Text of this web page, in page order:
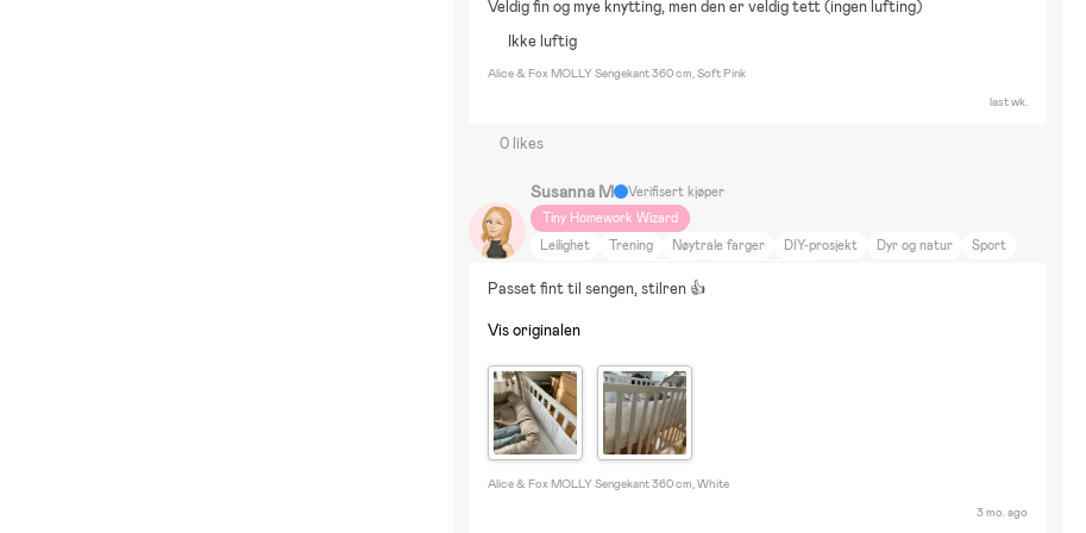
Veldig fin og mye knytting, men den er veldig tett (ingen lufting)
Ikke luftig
Alice & Fox MOLLY Sengekant 360 cm, Soft Pink
last wk.
0 likes
Susanna M
Verifisert kjøper
Tiny Homework Wizard
Leilighet
Trening Nøytrale farger DIY-prosjekt Dyr og natur
Sport
Passet fint til sengen, stilren 👍
Vis originalen
Alice & Fox MOLLY Sengekant 360 cm, White
3 mo. ago